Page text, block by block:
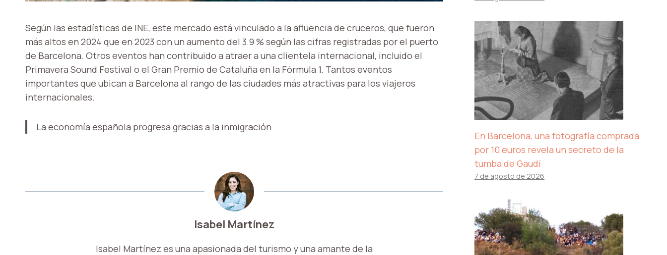
Según las estadísticas de INE, este mercado está vinculado a la afluencia de cruceros, que fueron
más altos en 2024 que en 2023 con un aumento del 3.9 % según las cifras registradas por el puerto
de Barcelona. Otros eventos han contribuido a atraer a una clientela internacional, incluido el
Primavera Sound Festival o el Gran Premio de Cataluña en la Fórmula 1. Tantos eventos
importantes que ubican a Barcelona al rango de las ciudades más atractivas para los viajeros
internacionales.
La economía española progresa gracias a la inmigración
Isabel Martínez
Isabel Martínez es una apasionada del turismo y una amante de la
En Barcelona, ​​una fotografía comprada
por 10 euros revela un secreto de la
tumba de Gaudí
7 de agosto de 2026